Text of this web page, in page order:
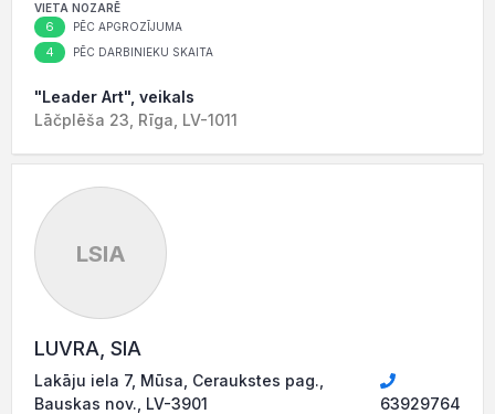
VIETA NOZARĒ
6 PĒC APGROZĪJUMA
4 PĒC DARBINIEKU SKAITA
"Leader Art", veikals
Lāčplēša 23, Rīga, LV-1011
LSIA
LUVRA, SIA
Lakāju iela 7, Mūsa, Ceraukstes pag.,
Bauskas nov., LV-3901
63929764